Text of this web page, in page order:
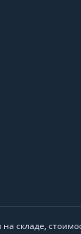
складе,